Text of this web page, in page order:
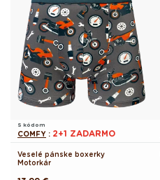
S kódom
COMFY : 2+1 ZADARMO
Veselé pánske boxerky
Motorkár